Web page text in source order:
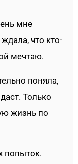
мне
что кто-
мечтаю.
поняла,
Только
жизнь по
попыток.